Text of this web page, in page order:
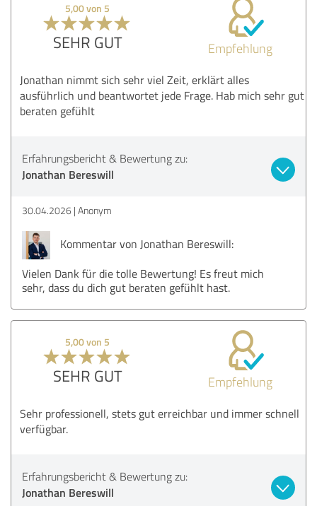
5,00 von 5
SEHR GUT Empfehlung
Jonathan nimmt sich sehr viel Zeit, erklärt alles
ausführlich und beantwortet jede Frage. Hab mich sehr gut
beraten gefühlt
Erfahrungsbericht & Bewertung zu:
Jonathan Bereswill
30.04.2026 Anonym
Kommentar von Jonathan Bereswill:
Vielen Dank für die tolle Bewertung! Es freut mich
sehr, dass du dich gut beraten gefühlt hast.
5,00 von 5
SEHR GUT Empfehlung
Sehr professionell, stets gut erreichbar und immer schnell
verfügbar.
Erfahrungsbericht & Bewertung zu:
Jonathan Bereswill